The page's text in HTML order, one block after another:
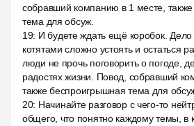
собравший компанию в 1 месте,
тема для обсуж.
19: И будете ждать ещё коробок. Дело
котятами сложно устоять и остаться
люди не прочь поговорить о погоде,
радостях жизни. Повод, собравший
также беспроигрышная тема для
20: Начинайте разговор с чего-то
общего, что понятно каждому темы, в